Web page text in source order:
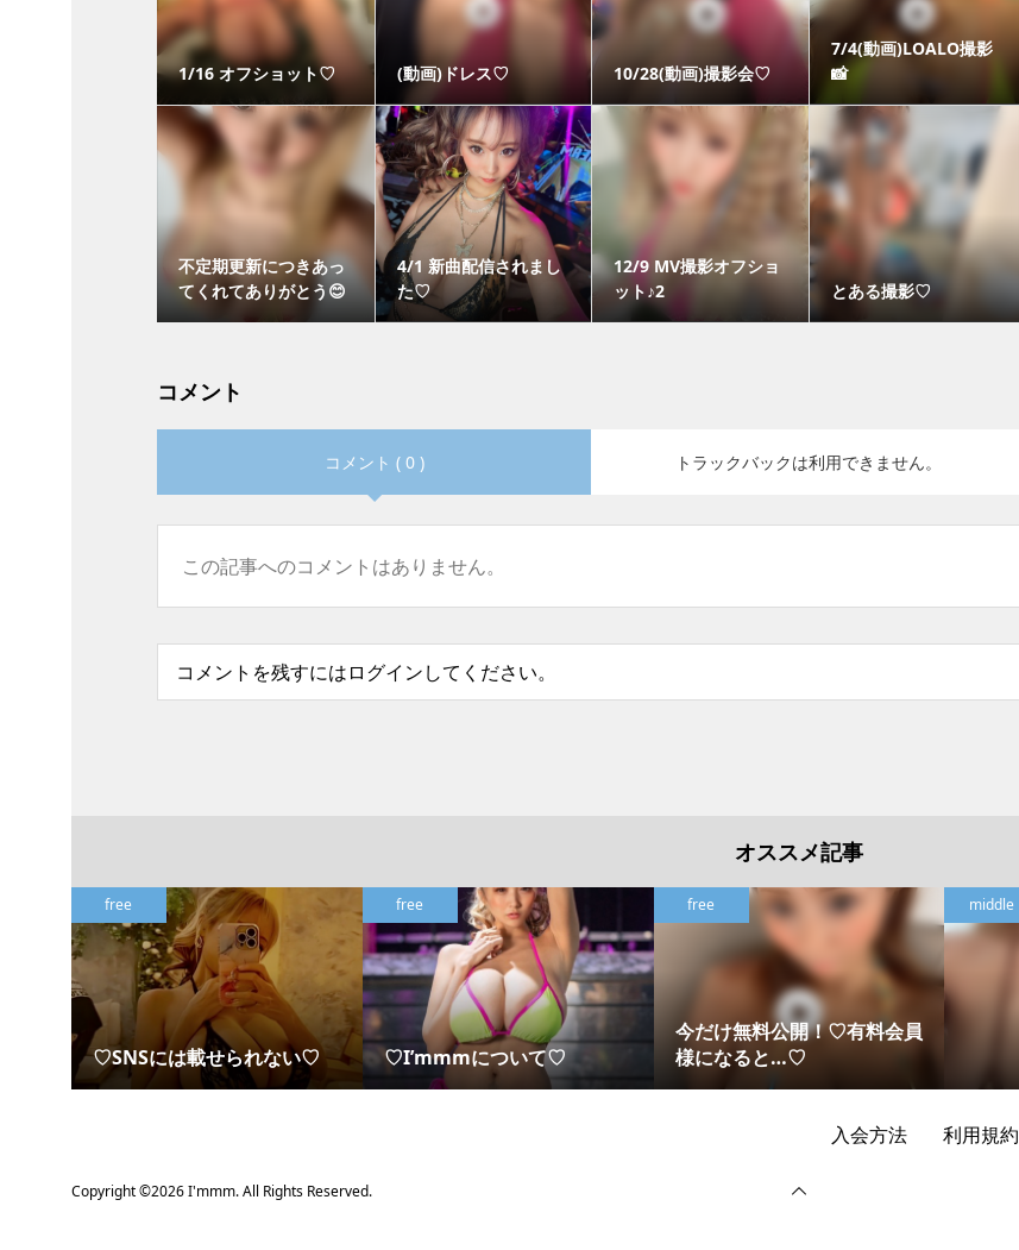
1/16 オフショット♡ (動画)ドレス♡ 10/28(動画)撮影会♡
7/4(動画)LOALO撮影
📸
不定期更新につきあっ
てくれてありがとう😊
4/1 新曲配信されまし
た♡
12/9 MV撮影オフショ
ット♪2
とある撮影♡
コメント
コメント ( 0 ) トラックバックは利用できません。
この記事へのコメントはありません。
コメントを残すにはログインしてください。
オススメ記事
♡SNSには載せられない♡
free
♡I’mmmについて♡
free
今だけ無料公開！♡有料会員
様になると…♡
free middle
入会方法 利用規約
Copyright ©2026I'mmm. All Rights Reserved.